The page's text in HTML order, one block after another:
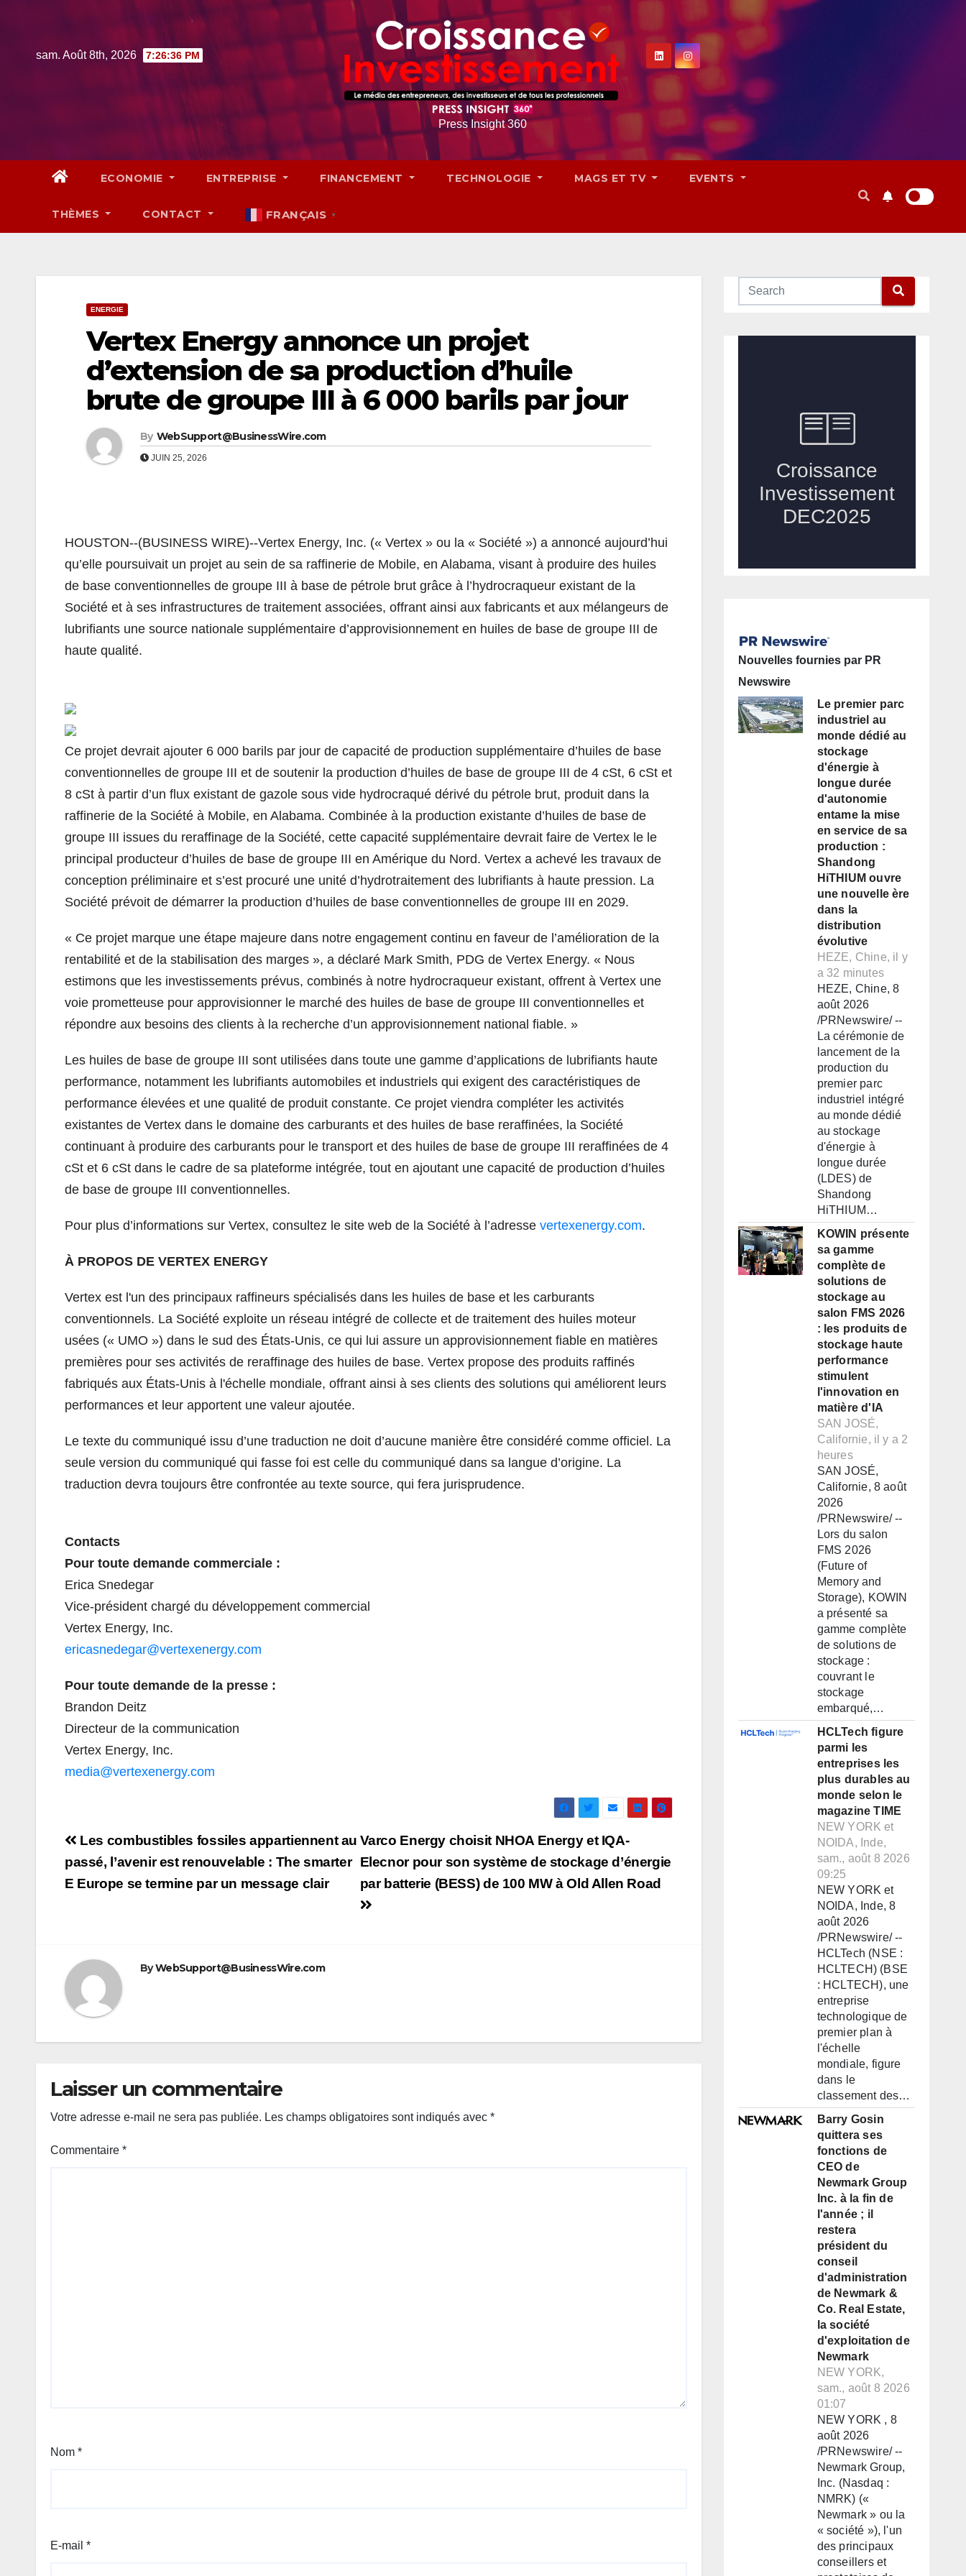
contentsam. Août 8th, 2026 7:26:37 PM
Press Insight 360
ECONOMIE ENTREPRISE FINANCEMENT TECHNOLOGIE MAGS ET TV EVENTS
THÈMES CONTACT FRANÇAIS ▼
ENERGIE
Vertex Energy annonce un projet
d’extension de sa production d’huile
brute de groupe III à 6 000 barils par jour
By WebSupport@BusinessWire.com
JUIN 25, 2026
HOUSTON--(BUSINESS WIRE)--Vertex Energy, Inc. (« Vertex » ou la « Société ») a annoncé aujourd’hui
qu’elle poursuivait un projet au sein de sa raffinerie de Mobile, en Alabama, visant à produire des huiles
de base conventionnelles de groupe III à base de pétrole brut grâce à l’hydrocraqueur existant de la
Société et à ses infrastructures de traitement associées, offrant ainsi aux fabricants et aux mélangeurs de
lubrifiants une source nationale supplémentaire d’approvisionnement en huiles de base de groupe III de
haute qualité.
Ce projet devrait ajouter 6 000 barils par jour de capacité de production supplémentaire d’huiles de base
conventionnelles de groupe III et de soutenir la production d’huiles de base de groupe III de 4 cSt, 6 cSt et
8 cSt à partir d’un flux existant de gazole sous vide hydrocraqué dérivé du pétrole brut, produit dans la
raffinerie de la Société à Mobile, en Alabama. Combinée à la production existante d’huiles de base de
groupe III issues du reraffinage de la Société, cette capacité supplémentaire devrait faire de Vertex le le
principal producteur d’huiles de base de groupe III en Amérique du Nord. Vertex a achevé les travaux de
conception préliminaire et s’est procuré une unité d’hydrotraitement des lubrifiants à haute pression. La
Société prévoit de démarrer la production d’huiles de base conventionnelles de groupe III en 2029.
« Ce projet marque une étape majeure dans notre engagement continu en faveur de l’amélioration de la
rentabilité et de la stabilisation des marges », a déclaré Mark Smith, PDG de Vertex Energy. « Nous
estimons que les investissements prévus, combinés à notre hydrocraqueur existant, offrent à Vertex une
voie prometteuse pour approvisionner le marché des huiles de base de groupe III conventionnelles et
répondre aux besoins des clients à la recherche d’un approvisionnement national fiable. »
Les huiles de base de groupe III sont utilisées dans toute une gamme d’applications de lubrifiants haute
performance, notamment les lubrifiants automobiles et industriels qui exigent des caractéristiques de
performance élevées et une qualité de produit constante. Ce projet viendra compléter les activités
existantes de Vertex dans le domaine des carburants et des huiles de base reraffinées, la Société
continuant à produire des carburants pour le transport et des huiles de base de groupe III reraffinées de 4
cSt et 6 cSt dans le cadre de sa plateforme intégrée, tout en ajoutant une capacité de production d’huiles
de base de groupe III conventionnelles.
Pour plus d’informations sur Vertex, consultez le site web de la Société à l’adresse vertexenergy.com.
À PROPOS DE VERTEX ENERGY
Vertex est l'un des principaux raffineurs spécialisés dans les huiles de base et les carburants
conventionnels. La Société exploite un réseau intégré de collecte et de traitement des huiles moteur
usées (« UMO ») dans le sud des États-Unis, ce qui lui assure un approvisionnement fiable en matières
premières pour ses activités de reraffinage des huiles de base. Vertex propose des produits raffinés
fabriqués aux États-Unis à l'échelle mondiale, offrant ainsi à ses clients des solutions qui améliorent leurs
performances et leur apportent une valeur ajoutée.
Le texte du communiqué issu d’une traduction ne doit d’aucune manière être considéré comme officiel. La
seule version du communiqué qui fasse foi est celle du communiqué dans sa langue d’origine. La
traduction devra toujours être confrontée au texte source, qui fera jurisprudence.
Contacts
Pour toute demande commerciale :
Erica Snedegar
Vice-président chargé du développement commercial
Vertex Energy, Inc.
ericasnedegar@vertexenergy.com
Pour toute demande de la presse :
Brandon Deitz
Directeur de la communication
Vertex Energy, Inc.
media@vertexenergy.com
Navigation
de
l’article
Varco Energy choisit NHOA Energy et IQA-
Elecnor pour son système de stockage d’énergie
par batterie (BESS) de 100 MW à Old Allen Road
Les combustibles fossiles appartiennent au
passé, l’avenir est renouvelable : The smarter
E Europe se termine par un message clair
ByWebSupport@BusinessWire.com
Laisser un commentaire
Votre adresse e-mail ne sera pas publiée. Les champs obligatoires sont indiqués avec *
Commentaire *
Nom *
E-mail *
Nouvelles fournies par PR
Newswire
Le premier parc
industriel au
monde dédié au
stockage
d'énergie à
longue durée
d'autonomie
entame la mise
en service de sa
production :
Shandong
HiTHIUM ouvre
une nouvelle ère
dans la
distribution
évolutive
HEZE, Chine, il y
a 32 minutes
HEZE, Chine, 8
août 2026
/PRNewswire/ --
La cérémonie de
lancement de la
production du
premier parc
industriel intégré
au monde dédié
au stockage
d'énergie à
longue durée
(LDES) de
Shandong
HiTHIUM…
KOWIN présente
sa gamme
complète de
solutions de
stockage au
salon FMS 2026
: les produits de
stockage haute
performance
stimulent
l'innovation en
matière d'IA
SAN JOSÉ,
Californie, il y a 2
heures
SAN JOSÉ,
Californie, 8 août
2026
/PRNewswire/ --
Lors du salon
FMS 2026
(Future of
Memory and
Storage), KOWIN
a présenté sa
gamme complète
de solutions de
stockage :
couvrant le
stockage
embarqué,…
HCLTech figure
parmi les
entreprises les
plus durables au
monde selon le
magazine TIME
NEW YORK et
NOIDA, Inde,
sam., août 8 2026
09:25
NEW YORK et
NOIDA, Inde, 8
août 2026
/PRNewswire/ --
HCLTech (NSE :
HCLTECH) (BSE
: HCLTECH), une
entreprise
technologique de
premier plan à
l'échelle
mondiale, figure
dans le
classement des…
Barry Gosin
quittera ses
fonctions de
CEO de
Newmark Group
Inc. à la fin de
l'année ; il
restera
président du
conseil
d'administration
de Newmark &
Co. Real Estate,
la société
d'exploitation de
Newmark
NEW YORK,
sam., août 8 2026
01:07
NEW YORK , 8
août 2026
/PRNewswire/ --
Newmark Group,
Inc. (Nasdaq :
NMRK) («
Newmark » ou la
« société »), l'un
des principaux
conseillers et